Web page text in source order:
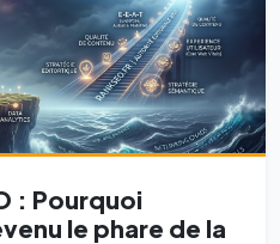
: Pourquoi
le phare de la